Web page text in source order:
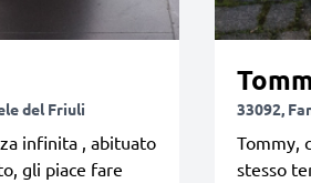
del Friuli
infinita , abituato
gli piace fare
33092,
Tommy,
stesso